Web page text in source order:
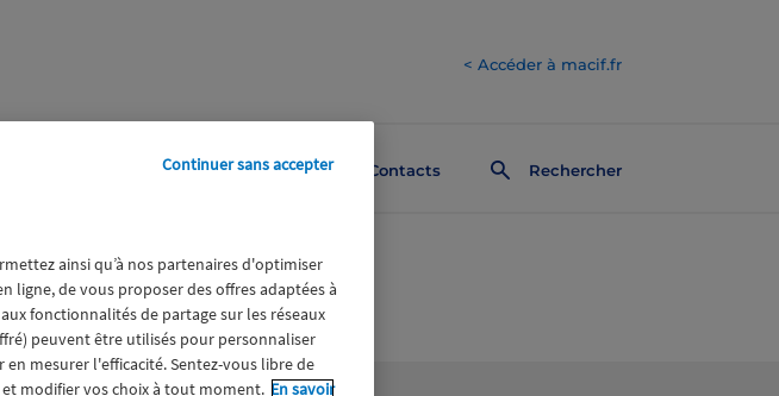
< Accéder à macif.fr
Contacts Rechercher
ainsi qu’à nos partenaires d'optimiser
ligne, de vous proposer des offres adaptées à
fonctionnalités de partage sur les réseaux
peuvent être utilisés pour personnaliser
mesurer l'efficacité. Sentez-vous libre de
et modifier vos choix à tout moment. En savoir
Continuer sans accepter